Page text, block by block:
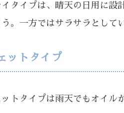
タイプは、晴天の日用に設
。一方ではサラサラとして
ットタイプ
トタイプは雨天でもオイル